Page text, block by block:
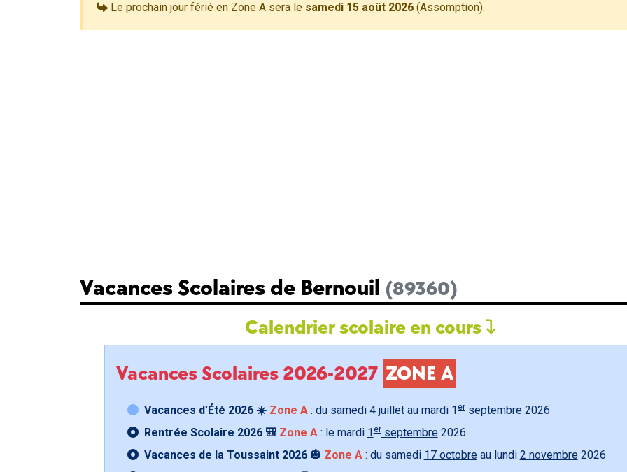
Le prochain jour férié en Zone A sera le samedi 15 août 2026 (Assomption).
Vacances Scolaires de Bernouil (89360)
Calendrier scolaire en cours
Vacances Scolaires 2026-2027 ZONE A
Vacances d’Été 2026 ☀️ Zone A: du samedi 4 juilletau mardi 1 erseptembre 2026
Rentrée Scolaire 2026 🎒 Zone A: le mardi 1erseptembre 2026
Vacances de la Toussaint 2026 🎃 Zone A: du samedi 17 octobre au lundi 2 novembre 2026